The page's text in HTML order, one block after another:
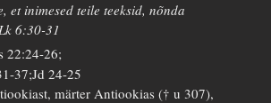
et inimesed teile teeksid, nõnda
6:30-31
22:24-26;
37;Jd 24-25
märter Antiookias († u 307),